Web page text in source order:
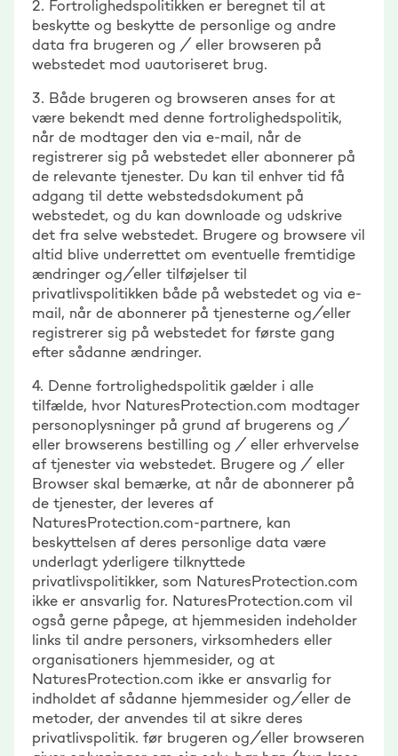
2. Fortrolighedspolitikken er beregnet til at
beskytte og beskytte de personlige og andre
data fra brugeren og / eller browseren på
webstedet mod uautoriseret brug.
3. Både brugeren og browseren anses for at
være bekendt med denne fortrolighedspolitik,
når de modtager den via e-mail, når de
registrerer sig på webstedet eller abonnerer på
de relevante tjenester. Du kan til enhver tid få
adgang til dette webstedsdokument på
webstedet, og du kan downloade og udskrive
det fra selve webstedet. Brugere og browsere vil
altid blive underrettet om eventuelle fremtidige
ændringer og/eller tilføjelser til
privatlivspolitikken både på webstedet og via e-
mail, når de abonnerer på tjenesterne og/eller
registrerer sig på webstedet for første gang
efter sådanne ændringer.
4. Denne fortrolighedspolitik gælder i alle
tilfælde, hvor NaturesProtection.com modtager
personoplysninger på grund af brugerens og /
eller browserens bestilling og / eller erhvervelse
af tjenester via webstedet. Brugere og / eller
Browser skal bemærke, at når de abonnerer på
de tjenester, der leveres af
NaturesProtection.com-partnere, kan
beskyttelsen af deres personlige data være
underlagt yderligere tilknyttede
privatlivspolitikker, som NaturesProtection.com
ikke er ansvarlig for. NaturesProtection.com vil
også gerne påpege, at hjemmesiden indeholder
links til andre personers, virksomheders eller
organisationers hjemmesider, og at
NaturesProtection.com ikke er ansvarlig for
indholdet af sådanne hjemmesider og/eller de
metoder, der anvendes til at sikre deres
privatlivspolitik. før brugeren og/eller browseren